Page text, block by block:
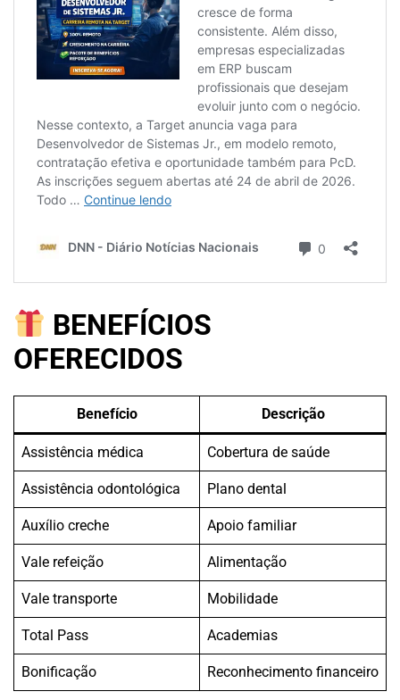
BENEFÍCIOS
OFERECIDOS
Benefício Descrição
Assistência médica Cobertura de saúde
Assistência odontológica Plano dental
Auxílio creche Apoio familiar
Vale refeição Alimentação
Vale transporte Mobilidade
Total Pass Academias
Bonificação Reconhecimento financeiro